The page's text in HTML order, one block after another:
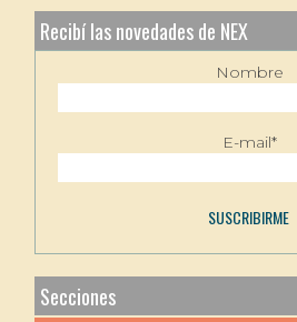
Recibí las novedades de NEX
Nombre
E-mail*
Secciones